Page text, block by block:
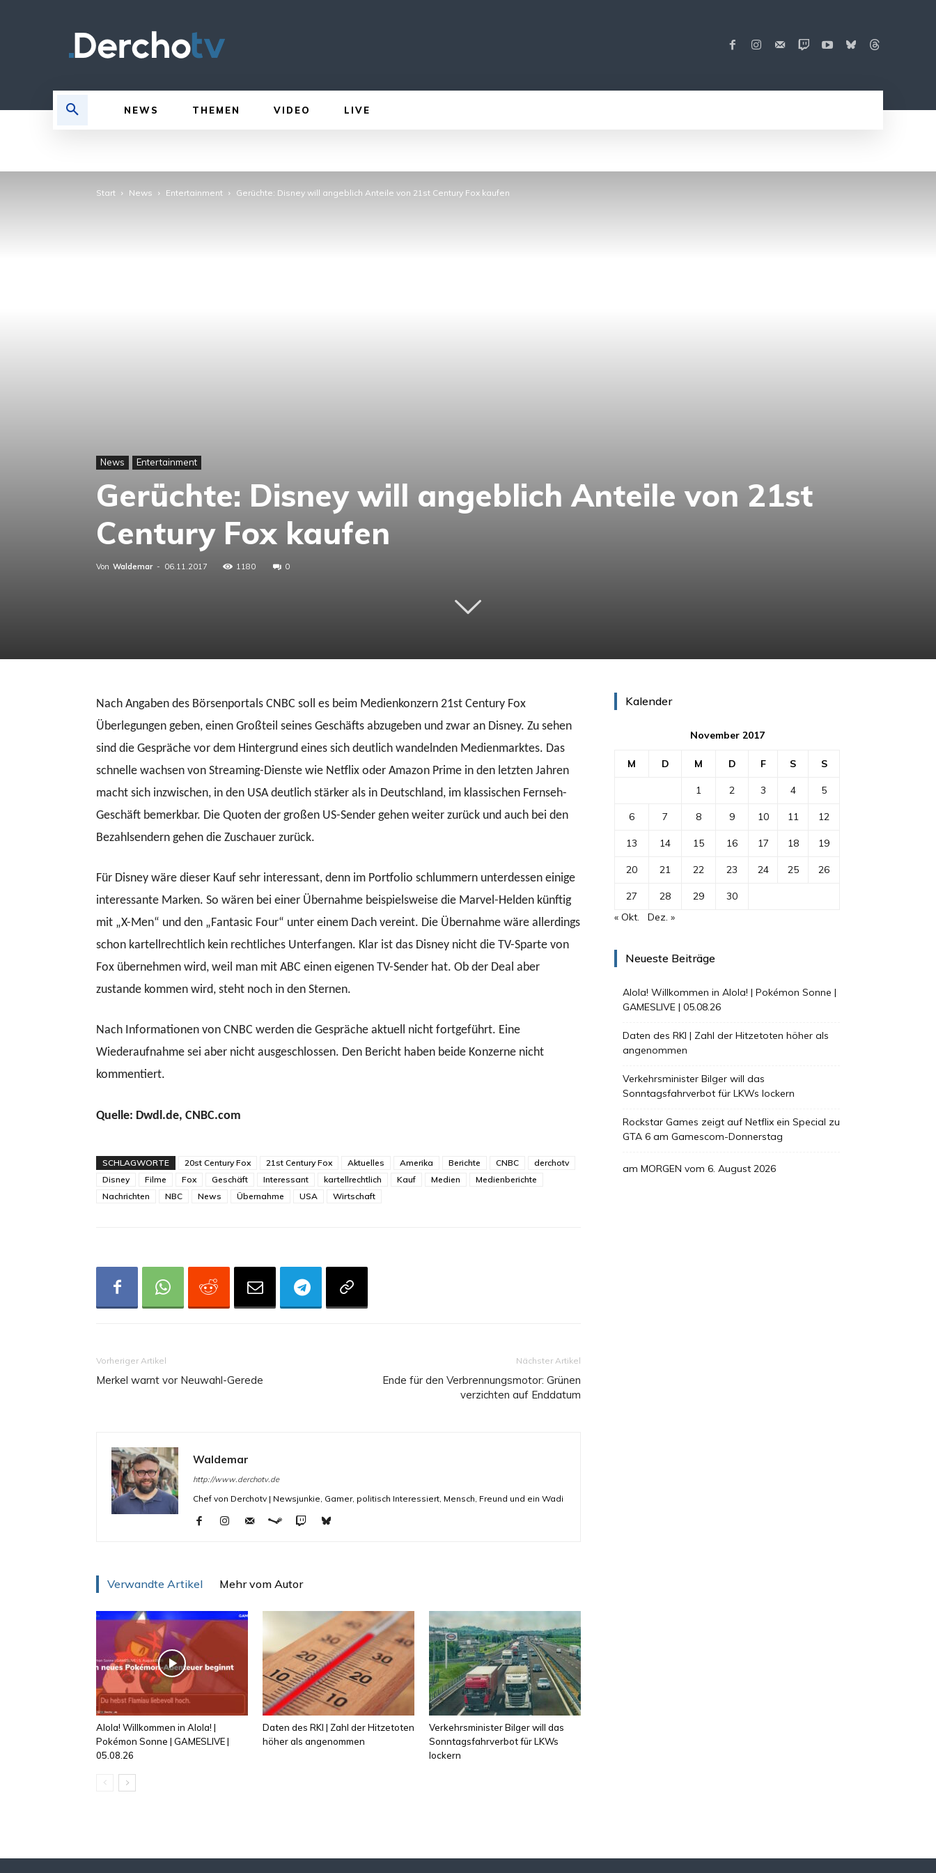
NEWS THEMEN VIDEO LIVE
Start News Entertainment Gerüchte: Disney will angeblich Anteile von 21st Century Fox kaufen
News Entertainment
Gerüchte: Disney will angeblich Anteile von 21st
Century Fox kaufen
Von Waldemar - 06.11.2017 1180 0
Nach Angaben des Börsenportals CNBC soll es beim Medienkonzern 21st Century Fox
Überlegungen geben, einen Großteil seines Geschäfts abzugeben und zwar an Disney. Zu sehen
sind die Gespräche vor dem Hintergrund eines sich deutlich wandelnden Medienmarktes. Das
schnelle wachsen von Streaming-Dienste wie Netflix oder Amazon Prime in den letzten Jahren
macht sich inzwischen, in den USA deutlich stärker als in Deutschland, im klassischen Fernseh-
Geschäft bemerkbar. Die Quoten der großen US-Sender gehen weiter zurück und auch bei den
Bezahlsendern gehen die Zuschauer zurück.
Für Disney wäre dieser Kauf sehr interessant, denn im Portfolio schlummern unterdessen einige
interessante Marken. So wären bei einer Übernahme beispielsweise die Marvel-Helden künftig
mit „X-Men“ und den „Fantasic Four“ unter einem Dach vereint. Die Übernahme wäre allerdings
schon kartellrechtlich kein rechtliches Unterfangen. Klar ist das Disney nicht die TV-Sparte von
Fox übernehmen wird, weil man mit ABC einen eigenen TV-Sender hat. Ob der Deal aber
zustande kommen wird, steht noch in den Sternen.
Nach Informationen von CNBC werden die Gespräche aktuell nicht fortgeführt. Eine
Wiederaufnahme sei aber nicht ausgeschlossen. Den Bericht haben beide Konzerne nicht
kommentiert.
Quelle: Dwdl.de, CNBC.com
SCHLAGWORTE 20st Century Fox 21st Century Fox Aktuelles Amerika Berichte CNBC
derchotv
Disney
Filme Fox Geschäft Interessant kartellrechtlich Kauf Medien
Medienberichte
Nachrichten
NBC News Übernahme USA Wirtschaft
Vorheriger Artikel
Merkel warnt vor Neuwahl-Gerede
Nächster Artikel
Ende für den Verbrennungsmotor: Grünen
verzichten auf Enddatum
Waldemar
http://www.derchotv.de
Chef von Derchotv | Newsjunkie, Gamer, politisch Interessiert, Mensch, Freund und ein Wadi
Verwandte Artikel Mehr vom Autor
Alola! Willkommen in Alola! |
Pokémon Sonne | GAMESLIVE |
05.08.26
Daten des RKI | Zahl der Hitzetoten
höher als angenommen
Verkehrsminister Bilger will das
Sonntagsfahrverbot für LKWs
lockern
Kalender
November 2017
M D M D F S S
1 2 3 4 5
6 7 8 9 10 11 12
13 14 15 16 17 18 19
20 21 22 23 24 25 26
27 28 29
30
« Okt.
Dez. »
Neueste Beiträge
Alola! Willkommen in Alola! | Pokémon Sonne |
GAMESLIVE | 05.08.26
Daten des RKI | Zahl der Hitzetoten höher als
angenommen
Verkehrsminister Bilger will das
Sonntagsfahrverbot für LKWs lockern
Rockstar Games zeigt auf Netflix ein Special zu
GTA 6 am Gamescom-Donnerstag
am MORGEN vom 6. August 2026